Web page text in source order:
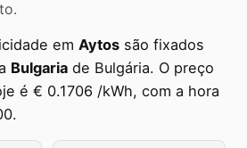
em Aytos são fixados
Bulgaria de Bulgária. O preço
é € 0.1706 /kWh, com a hora